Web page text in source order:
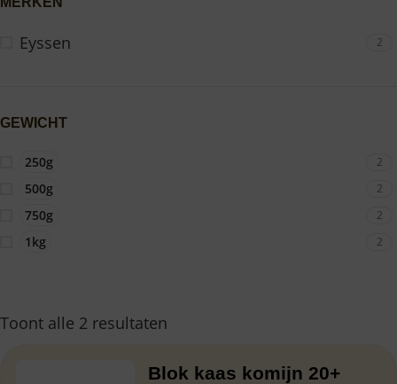
Eyssen 2
GEWICHT
250g 2
500g 2
750g 2
1kg 2
Toont alle 2 resultaten
Blok kaas komijn 20+